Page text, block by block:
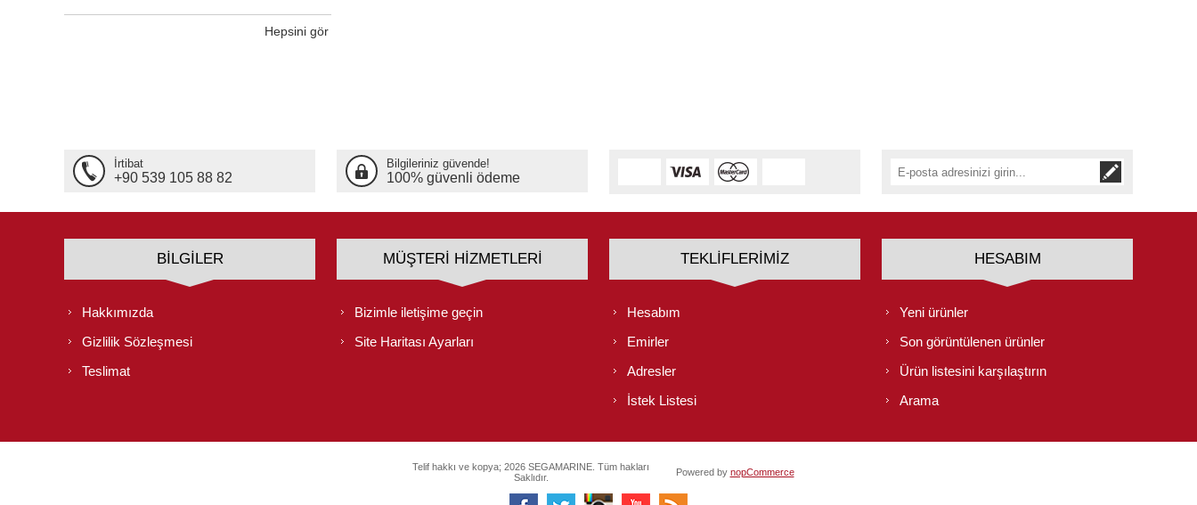
Hepsini gör
İrtibat
+90 539 105 88 82
Bilgileriniz güvende!
100% güvenli ödeme
BILGILER
Hakkımızda
Gizlilik Sözleşmesi
Teslimat
MÜŞTERI HIZMETLERI
Bizimle iletişime geçin
Site Haritası Ayarları
TEKLIFLERIMIZ
Hesabım
Emirler
Adresler
İstek Listesi
HESABIM
Yeni ürünler
Son görüntülenen ürünler
Ürün listesini karşılaştırın
Arama
Telif hakkı ve kopya; 2026 SEGAMARINE. Tüm hakları
Saklıdır.
Powered by nopCommerce